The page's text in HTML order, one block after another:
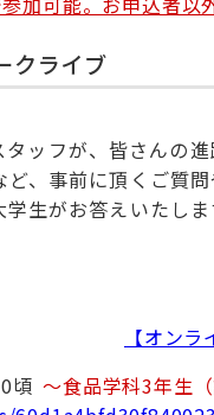
クライブ
ッフが、皆さんの
、事前に頂くご質
生がお答えいたし
【オン
頃～食品学科3年生